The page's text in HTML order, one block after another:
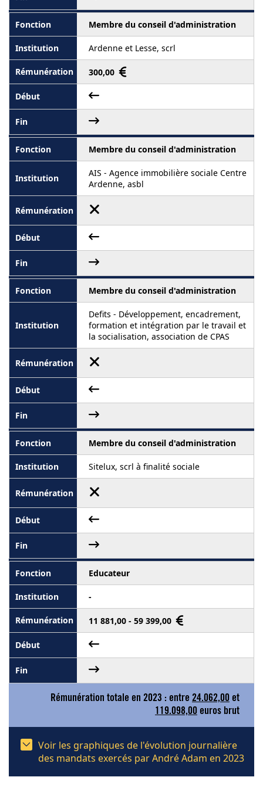
Membre du conseil d'administration
Ardenne et Lesse, scrl
300,00
Membre du conseil d'administration
AIS - Agence immobilière sociale Centre
Ardenne, asbl
Membre du conseil d'administration
Defits - Développement, encadrement,
formation et intégration par le travail et
la socialisation, association de CPAS
Membre du conseil d'administration
Sitelux, scrl à finalité sociale
Educateur
-
11 881,00 - 59 399,00
Rémunération totale en 2023 : entre 24.062,00 et
119.098,00 euros brut
Voir les graphiques de l'évolution journalière
des mandats exercés par André Adam en 2023